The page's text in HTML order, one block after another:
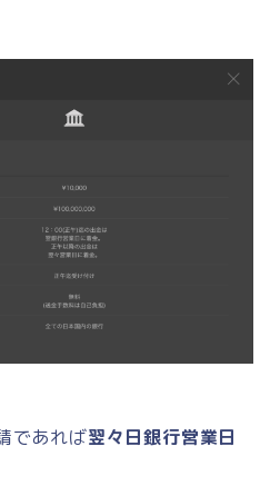
であれば翌々日銀行営業日